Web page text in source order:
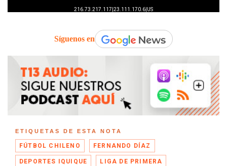
Síguenos en
ETIQUETAS DE ESTA NOTA
FÚTBOL CHILENO FERNANDO DÍAZ
DEPORTES IQUIQUE LIGA DE PRIMERA